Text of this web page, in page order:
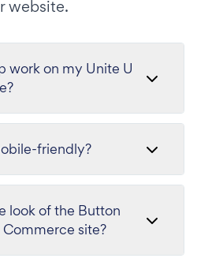
website.
work on my Unite U
friendly?
look of the Button
site?